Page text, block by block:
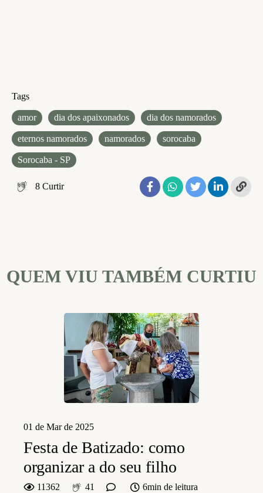
Tags
amor dia dos apaixonados dia dos namorados
eternos namorados namorados sorocaba
Sorocaba - SP
8 Curtir
QUEM VIU TAMBÉM CURTIU
01 de Mar de 2025
Festa de Batizado: como
organizar a do seu filho
11362 41 6min de leitura